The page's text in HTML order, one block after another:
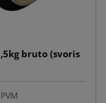
bruto (svoris